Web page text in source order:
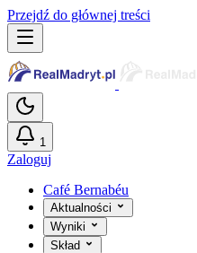
Przejdź do głównej treści
1
Zaloguj
Café Bernabéu
Aktualności
Wyniki
Skład